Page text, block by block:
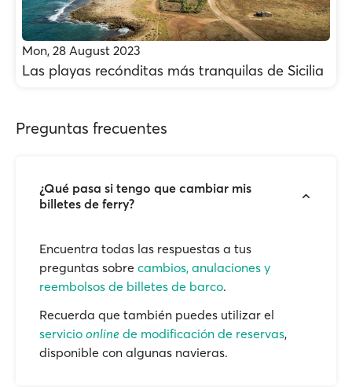
Mon, 28 August 2023
Las playas recónditas más tranquilas de Sicilia
Preguntas frecuentes
¿Qué pasa si tengo que cambiar mis
billetes de ferry?
Encuentra todas las respuestas a tus
preguntas sobre cambios, anulaciones y
reembolsos de billetes de barco.
Recuerda que también puedes utilizar el
servicio online de modificación de reservas,
disponible con algunas navieras.